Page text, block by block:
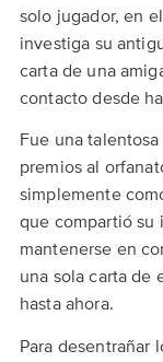
solo jugador, en
investiga su
carta de una
contacto desde
Fue una
premios al
simplemente
que compartió su
mantenerse en
una sola carta de
hasta ahora.
Para desentrañar